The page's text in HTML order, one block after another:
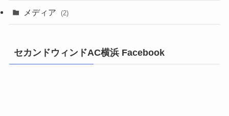
メディア (2)
セカンドウィンドAC横浜 Facebook